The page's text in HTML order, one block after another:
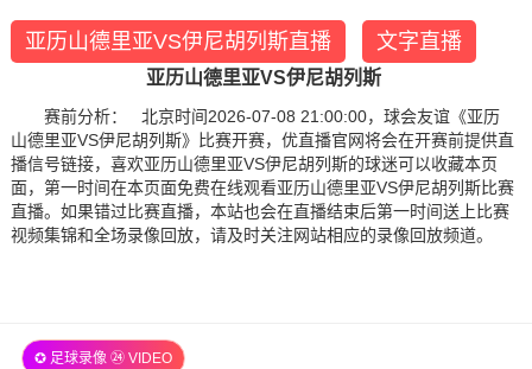
亚历山德里亚VS伊尼胡列斯直播 文字直播
亚历山德里亚VS伊尼胡列斯
赛前分析： 北京时间2026-07-08 21:00:00，球会友谊《亚历
山德里亚VS伊尼胡列斯》比赛开赛，优直播官网将会在开赛前提供直
播信号链接，喜欢亚历山德里亚VS伊尼胡列斯的球迷可以收藏本页
面，第一时间在本页面免费在线观看亚历山德里亚VS伊尼胡列斯比赛
直播。如果错过比赛直播，本站也会在直播结束后第一时间送上比赛
视频集锦和全场录像回放，请及时关注网站相应的录像回放频道。
✪ 足球录像 ㉔ VIDEO